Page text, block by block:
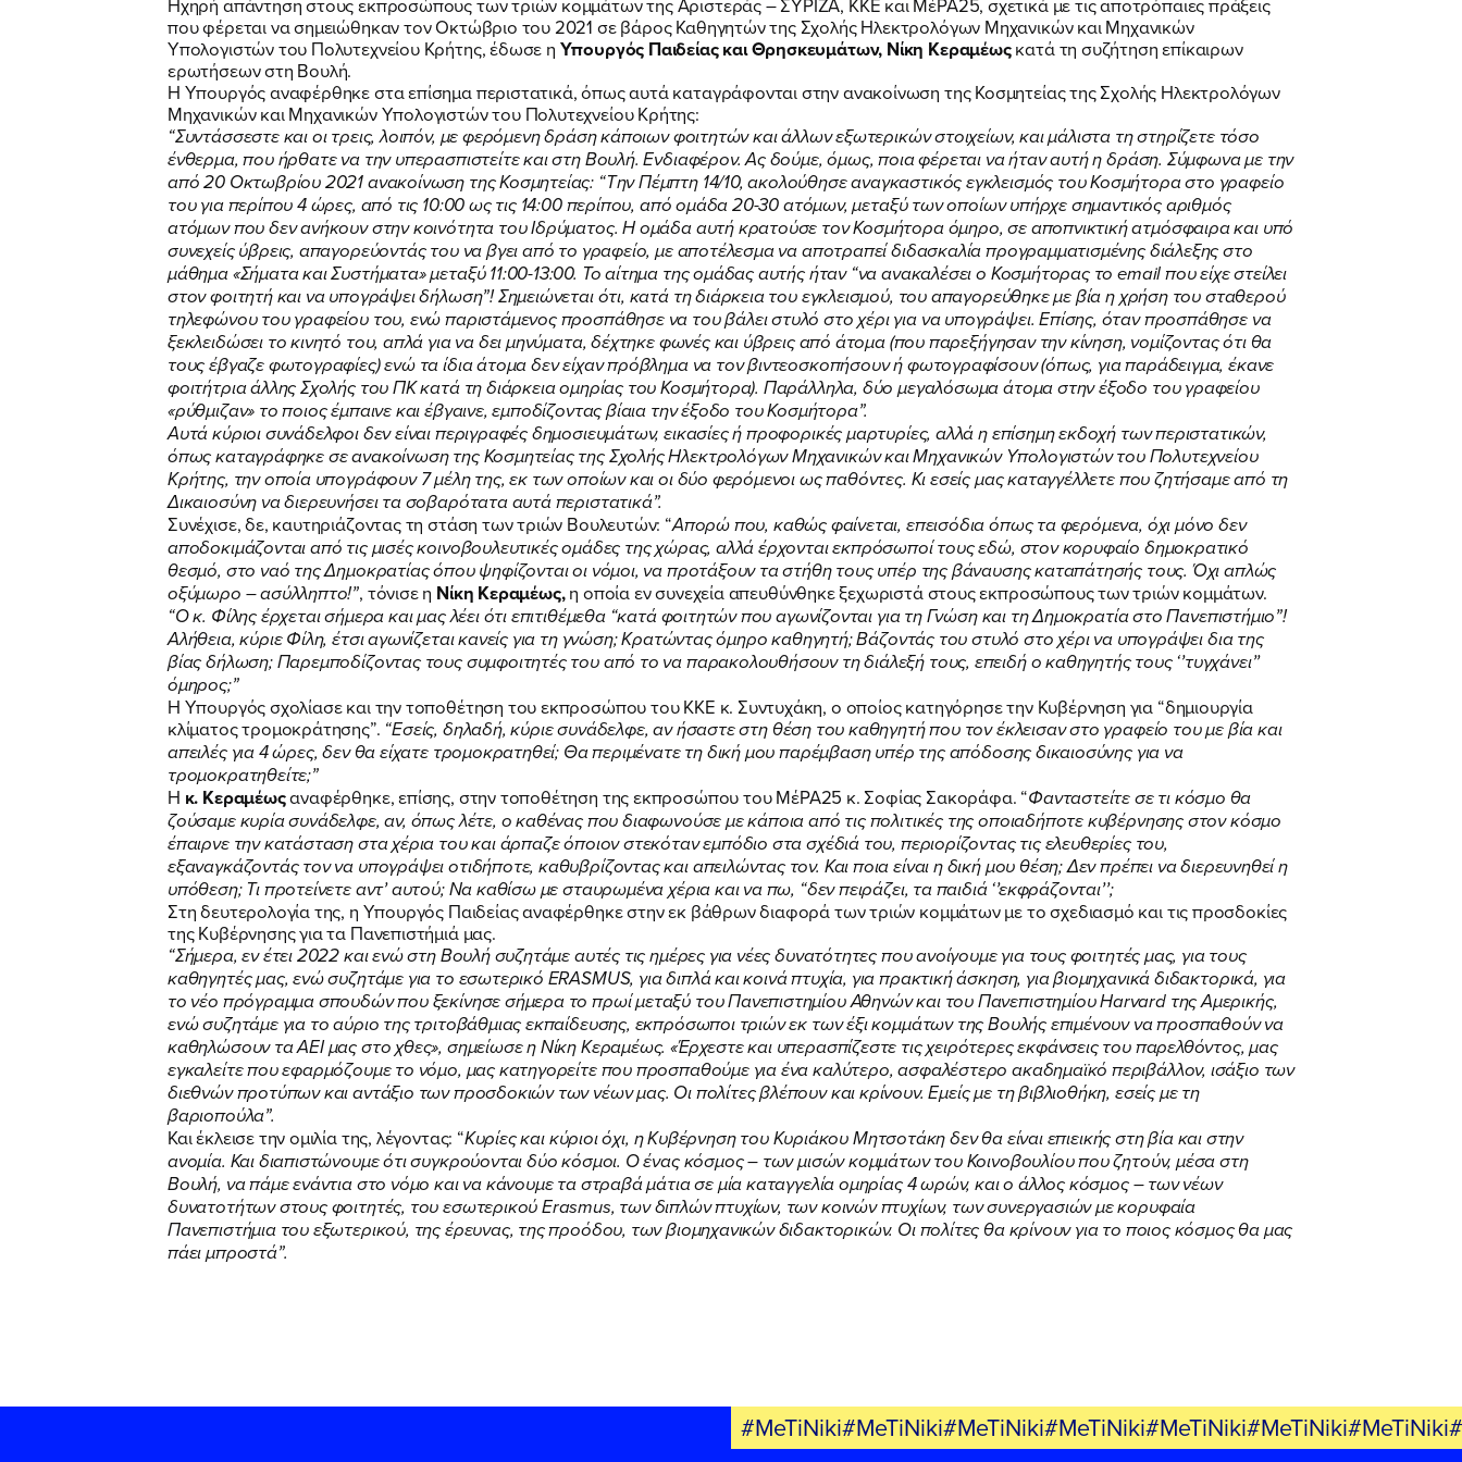
ΠΟΙΑ ΕΙΜΑΙ
ΕΡΓΟ
ΕΚΔΗΛΩΣΕΙΣ
ΝΕΑ
ΕΛΑ ΚΙ ΕΣΥ
FB IN TW YT LN VB TIKTOK
Ηχηρή απάντηση στους εκπροσώπους των τριών κομμάτων της Αριστεράς – ΣΥΡΙΖΑ, ΚΚΕ και ΜέΡΑ25, σχετικά με τις αποτρόπαιες πράξεις
που φέρεται να σημειώθηκαν τον Οκτώβριο του 2021 σε βάρος Καθηγητών της Σχολής Ηλεκτρολόγων Μηχανικών και Μηχανικών
Υπολογιστών του Πολυτεχνείου Κρήτης, έδωσε η Υπουργός Παιδείας και Θρησκευμάτων, Νίκη Κεραμέωςκατά τη συζήτηση επίκαιρων
ερωτήσεων στη Βουλή.
Η Υπουργός αναφέρθηκε στα επίσημα περιστατικά, όπως αυτά καταγράφονται στην ανακοίνωση της Κοσμητείας της Σχολής Ηλεκτρολόγων
Μηχανικών και Μηχανικών Υπολογιστών του Πολυτεχνείου Κρήτης:
“Συντάσσεστε και οι τρεις, λοιπόν, με φερόμενη δράση κάποιων φοιτητών και άλλων εξωτερικών στοιχείων, και μάλιστα τη στηρίζετε τόσο
ένθερμα, που ήρθατε να την υπερασπιστείτε και στη Βουλή. Ενδιαφέρον. Ας δούμε, όμως, ποια φέρεται να ήταν αυτή η δράση. Σύμφωνα με την
από 20 Οκτωβρίου 2021 ανακοίνωση της Κοσμητείας: “Την Πέμπτη 14/10, ακολούθησε αναγκαστικός εγκλεισμός του Κοσμήτορα στο γραφείο
του για περίπου 4 ώρες, από τις 10:00 ως τις 14:00 περίπου, από ομάδα 20-30 ατόμων, μεταξύ των οποίων υπήρχε σημαντικός αριθμός
ατόμων που δεν ανήκουν στην κοινότητα του Ιδρύματος. Η ομάδα αυτή κρατούσε τον Κοσμήτορα όμηρο, σε αποπνικτική ατμόσφαιρα και υπό
συνεχείς ύβρεις, απαγορεύοντάς του να βγει από το γραφείο, με αποτέλεσμα να αποτραπεί διδασκαλία προγραμματισμένης διάλεξης στο
μάθημα «Σήματα και Συστήματα» μεταξύ 11:00-13:00. Το αίτημα της ομάδας αυτής ήταν “να ανακαλέσει ο Κοσμήτορας το email που είχε στείλει
στον φοιτητή και να υπογράψει δήλωση”! Σημειώνεται ότι, κατά τη διάρκεια του εγκλεισμού, του απαγορεύθηκε με βία η χρήση του σταθερού
τηλεφώνου του γραφείου του, ενώ παριστάμενος προσπάθησε να του βάλει στυλό στο χέρι για να υπογράψει. Επίσης, όταν προσπάθησε να
ξεκλειδώσει το κινητό του, απλά για να δει μηνύματα, δέχτηκε φωνές και ύβρεις από άτομα (που παρεξήγησαν την κίνηση, νομίζοντας ότι θα
τους έβγαζε φωτογραφίες) ενώ τα ίδια άτομα δεν είχαν πρόβλημα να τον βιντεοσκοπήσουν ή φωτογραφίσουν (όπως, για παράδειγμα, έκανε
φοιτήτρια άλλης Σχολής του ΠΚ κατά τη διάρκεια ομηρίας του Κοσμήτορα). Παράλληλα, δύο μεγαλόσωμα άτομα στην έξοδο του γραφείου
«ρύθμιζαν» το ποιος έμπαινε και έβγαινε, εμποδίζοντας βίαια την έξοδο του Κοσμήτορα”.
Αυτά κύριοι συνάδελφοι δεν είναι περιγραφές δημοσιευμάτων, εικασίες ή προφορικές μαρτυρίες, αλλά η επίσημη εκδοχή των περιστατικών,
όπως καταγράφηκε σε ανακοίνωση της Κοσμητείας της Σχολής Ηλεκτρολόγων Μηχανικών και Μηχανικών Υπολογιστών του Πολυτεχνείου
Κρήτης, την οποία υπογράφουν 7 μέλη της, εκ των οποίων και οι δύο φερόμενοι ως παθόντες. Κι εσείς μας καταγγέλλετε που ζητήσαμε από τη
Δικαιοσύνη να διερευνήσει τα σοβαρότατα αυτά περιστατικά”.
Συνέχισε, δε, καυτηριάζοντας τη στάση των τριών Βουλευτών: “Απορώ που, καθώς φαίνεται, επεισόδια όπως τα φερόμενα, όχι μόνο δεν
αποδοκιμάζονται από τις μισές κοινοβουλευτικές ομάδες της χώρας, αλλά έρχονται εκπρόσωποί τους εδώ, στον κορυφαίο δημοκρατικό
θεσμό, στο ναό της Δημοκρατίας όπου ψηφίζονται οι νόμοι, να προτάξουν τα στήθη τους υπέρ της βάναυσης καταπάτησής τους. Όχι απλώς
οξύμωρο – ασύλληπτο!”, τόνισε η Νίκη Κεραμέως,η οποία εν συνεχεία απευθύνθηκε ξεχωριστά στους εκπροσώπους των τριών κομμάτων.
“Ο κ. Φίλης έρχεται σήμερα και μας λέει ότι επιτιθέμεθα “κατά φοιτητών που αγωνίζονται για τη Γνώση και τη Δημοκρατία στο Πανεπιστήμιο”!
Αλήθεια, κύριε Φίλη, έτσι αγωνίζεται κανείς για τη γνώση; Κρατώντας όμηρο καθηγητή; Βάζοντάς του στυλό στο χέρι να υπογράψει δια της
βίας δήλωση; Παρεμποδίζοντας τους συμφοιτητές του από το να παρακολουθήσουν τη διάλεξή τους, επειδή ο καθηγητής τους ‘’τυγχάνει’’
όμηρος;”
Η Υπουργός σχολίασε και την τοποθέτηση του εκπροσώπου του ΚΚΕ κ. Συντυχάκη, ο οποίος κατηγόρησε την Κυβέρνηση για “δημιουργία
κλίματος τρομοκράτησης”. “Εσείς, δηλαδή, κύριε συνάδελφε, αν ήσαστε στη θέση του καθηγητή που τον έκλεισαν στο γραφείο του με βία και
απειλές για 4 ώρες, δεν θα είχατε τρομοκρατηθεί; Θα περιμένατε τη δική μου παρέμβαση υπέρ της απόδοσης δικαιοσύνης για να
τρομοκρατηθείτε;”
Η κ. Κεραμέωςαναφέρθηκε, επίσης, στην τοποθέτηση της εκπροσώπου του ΜέΡΑ25 κ. Σοφίας Σακοράφα. “Φανταστείτε σε τι κόσμο θα
ζούσαμε κυρία συνάδελφε, αν, όπως λέτε, ο καθένας που διαφωνούσε με κάποια από τις πολιτικές της οποιαδήποτε κυβέρνησης στον κόσμο
έπαιρνε την κατάσταση στα χέρια του και άρπαζε όποιον στεκόταν εμπόδιο στα σχέδιά του, περιορίζοντας τις ελευθερίες του,
εξαναγκάζοντάς τον να υπογράψει οτιδήποτε, καθυβρίζοντας και απειλώντας τον. Και ποια είναι η δική μου θέση; Δεν πρέπει να διερευνηθεί η
υπόθεση; Τι προτείνετε αντ’ αυτού; Να καθίσω με σταυρωμένα χέρια και να πω, “δεν πειράζει, τα παιδιά ‘’εκφράζονται’’;
Στη δευτερολογία της, η Υπουργός Παιδείας αναφέρθηκε στην εκ βάθρων διαφορά των τριών κομμάτων με το σχεδιασμό και τις προσδοκίες
της Κυβέρνησης για τα Πανεπιστήμιά μας.
“Σήμερα, εν έτει 2022 και ενώ στη Βουλή συζητάμε αυτές τις ημέρες για νέες δυνατότητες που ανοίγουμε για τους φοιτητές μας, για τους
καθηγητές μας, ενώ συζητάμε για το εσωτερικό ERASMUS, για διπλά και κοινά πτυχία, για πρακτική άσκηση, για βιομηχανικά διδακτορικά, για
το νέο πρόγραμμα σπουδών που ξεκίνησε σήμερα το πρωί μεταξύ του Πανεπιστημίου Αθηνών και του Πανεπιστημίου Harvard της Αμερικής,
ενώ συζητάμε για το αύριο της τριτοβάθμιας εκπαίδευσης, εκπρόσωποι τριών εκ των έξι κομμάτων της Βουλής επιμένουν να προσπαθούν να
καθηλώσουν τα ΑΕΙ μας στο χθες», σημείωσε η Νίκη Κεραμέως. «Έρχεστε και υπερασπίζεστε τις χειρότερες εκφάνσεις του παρελθόντος, μας
εγκαλείτε που εφαρμόζουμε το νόμο, μας κατηγορείτε που προσπαθούμε για ένα καλύτερο, ασφαλέστερο ακαδημαϊκό περιβάλλον, ισάξιο των
διεθνών προτύπων και αντάξιο των προσδοκιών των νέων μας. Οι πολίτες βλέπουν και κρίνουν. Εμείς με τη βιβλιοθήκη, εσείς με τη
βαριοπούλα”.
Και έκλεισε την ομιλία της, λέγοντας: “Κυρίες και κύριοι όχι, η Κυβέρνηση του Κυριάκου Μητσοτάκη δεν θα είναι επιεικής στη βία και στην
ανομία. Και διαπιστώνουμε ότι συγκρούονται δύο κόσμοι. Ο ένας κόσμος – των μισών κομμάτων του Κοινοβουλίου που ζητούν, μέσα στη
Βουλή, να πάμε ενάντια στο νόμο και να κάνουμε τα στραβά μάτια σε μία καταγγελία ομηρίας 4 ωρών, και ο άλλος κόσμος – των νέων
δυνατοτήτων στους φοιτητές, του εσωτερικού Erasmus, των διπλών πτυχίων, των κοινών πτυχίων, των συνεργασιών με κορυφαία
Πανεπιστήμια του εξωτερικού, της έρευνας, της προόδου, των βιομηχανικών διδακτορικών. Οι πολίτες θα κρίνουν για το ποιος κόσμος θα μας
πάει μπροστά”.